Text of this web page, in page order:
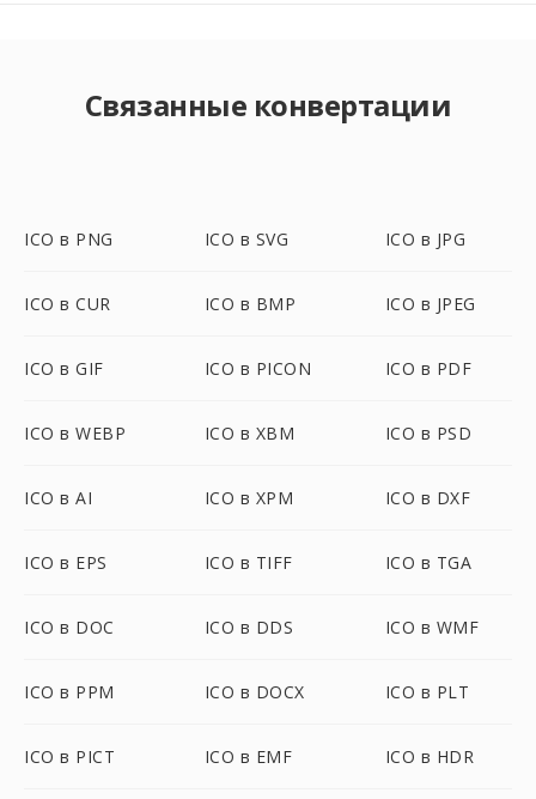
Связанные конвертации
ICO в PNG ICO в SVG ICO в JPG
ICO в CUR ICO в BMP ICO в JPEG
ICO в GIF ICO в PICON ICO в PDF
ICO в WEBP ICO в XBM ICO в PSD
ICO в AI ICO в XPM ICO в DXF
ICO в EPS ICO в TIFF ICO в TGA
ICO в DOC ICO в DDS ICO в WMF
ICO в PPM ICO в DOCX ICO в PLT
ICO в PICT ICO в EMF ICO в HDR